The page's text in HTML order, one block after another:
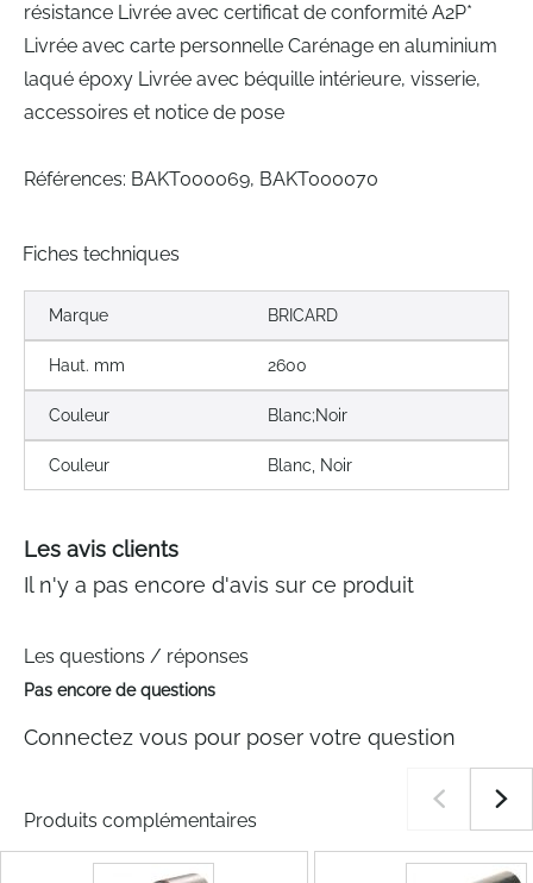
résistance Livrée avec certificat de conformité A2P*
Livrée avec carte personnelle Carénage en aluminium
laqué époxy Livrée avec béquille intérieure, visserie,
accessoires et notice de pose
Références: BAKT000069, BAKT000070
Fiches techniques
Marque BRICARD
Haut. mm 2600
Couleur Blanc;Noir
Couleur Blanc, Noir
Les avis clients
Il n'y a pas encore d'avis sur ce produit
Les questions / réponses
Pas encore de questions
Connectez vous pour poser votre question
Produits complémentaires